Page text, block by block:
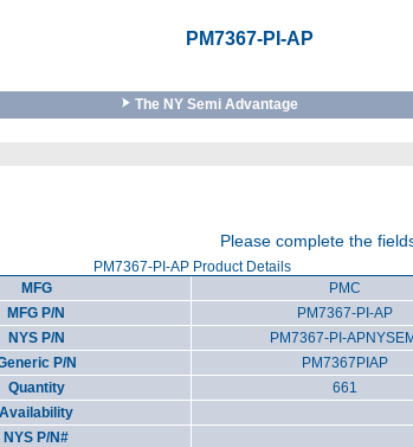
PM7367-PI-AP
The NY Semi Advantage
Please complete the
PM7367-PI-AP Product Details
MFG
PMC
MFG P/N
PM7367-PI-AP
NYS P/N
PM7367-PI-
P/N
PM7367PIAP
Quantity
661
Availability
NYS P/N#